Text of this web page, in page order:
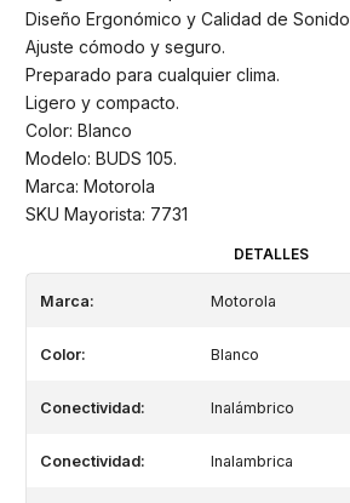
Diseño Ergonómico y Calidad de Sonido
Ajuste cómodo y seguro.
Preparado para cualquier clima.
Ligero y compacto.
Color: Blanco
Modelo: BUDS 105.
Marca: Motorola
SKU Mayorista: 7731
DETALLES
Marca: Motorola
Color: Blanco
Conectividad: Inalámbrico
Conectividad: Inalambrica